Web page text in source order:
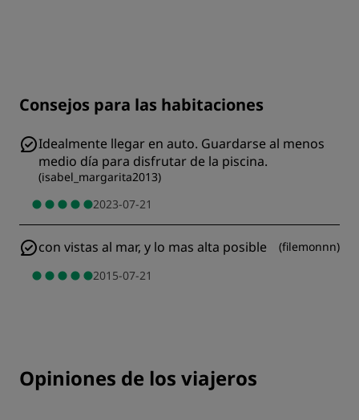
Consejos para las habitaciones
Idealmente llegar en auto. Guardarse al menos
medio día para disfrutar de la piscina.
(isabel_margarita2013)
2023-07-21
con vistas al mar, y lo mas alta posible (filemonnn)
2015-07-21
Opiniones de los viajeros